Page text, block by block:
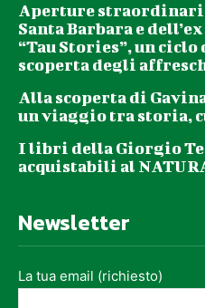
Aperture
Santa Barbara e
“Tau Stories”, un
scoperta degli
Alla scoperta di
un viaggio tra storia,
I libri della Giorgio
acquistabili al
Newsletter
La tua email (richiesto)